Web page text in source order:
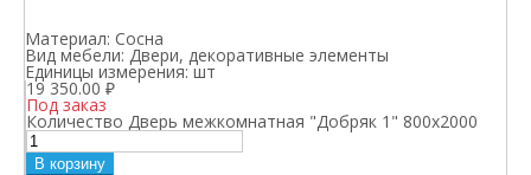
Материал: Сосна
Вид мебели: Двери, декоративные элементы
Единицы измерения:шт
19 350.00 ₽
Под заказ
Количество Дверь межкомнатная "Добряк 1" 800х2000
В корзину